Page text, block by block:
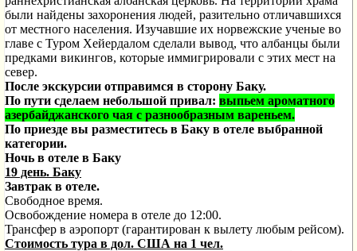
были найдены захоронения людей, разительно отличавшихся
от местного населения. Изучавшие их норвежские ученые во
главе с Туром Хейердалом сделали вывод, что албанцы были
предками викингов, которые иммигрировали с этих мест на
север.
После экскурсии отправимся в сторону Баку.
По пути сделаем небольшой привал: выпьем ароматного
азербайджанского чая с разнообразным вареньем.
По приезде вы разместитесь в Баку в отеле выбранной
категории.
Ночь в отеле в Баку
19 день. Баку
Завтрак в отеле.
Свободное время.
Освобождение номера в отеле до 12:00.
Трансфер в аэропорт (гарантирован к вылету любым рейсом).
Стоимость тура в дол. США на 1 чел.